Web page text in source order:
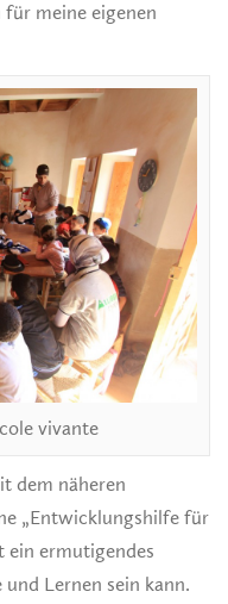
meine eigenen
vivante
dem näheren
„Entwicklungshilfe für
ein ermutigendes
Lernen sein kann.